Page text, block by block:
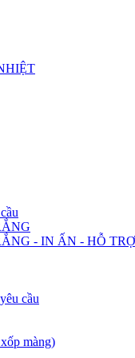
- IN ẤN - HỖ
cầu
màng)